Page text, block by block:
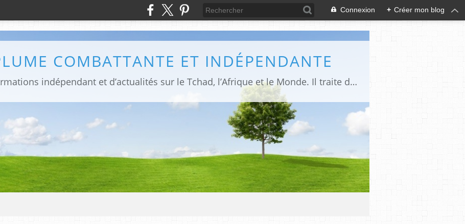
Connexion + Créer mon blog
COMBATTANTE ET INDÉPENDANTE
Makaila.fr est un site d’informations indépendant et d’actualités sur le Tchad, l’Afrique et le Monde. Il traite des sujets variés entre autres: la politique, les droits humains, les libertés, le social, l’économique,la culture etc.